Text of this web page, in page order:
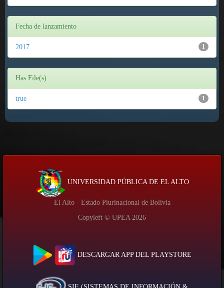
Fecha de lanzamiento
1
2017
Has File(s)
1
true
UNIVERSIDAD PÚBLICA DE EL ALTO
El Alto - Estado Plurinacional de Bolivia
Copyleft © UPEA 2026
DESCARGAR APP DEL PLAYSTORE